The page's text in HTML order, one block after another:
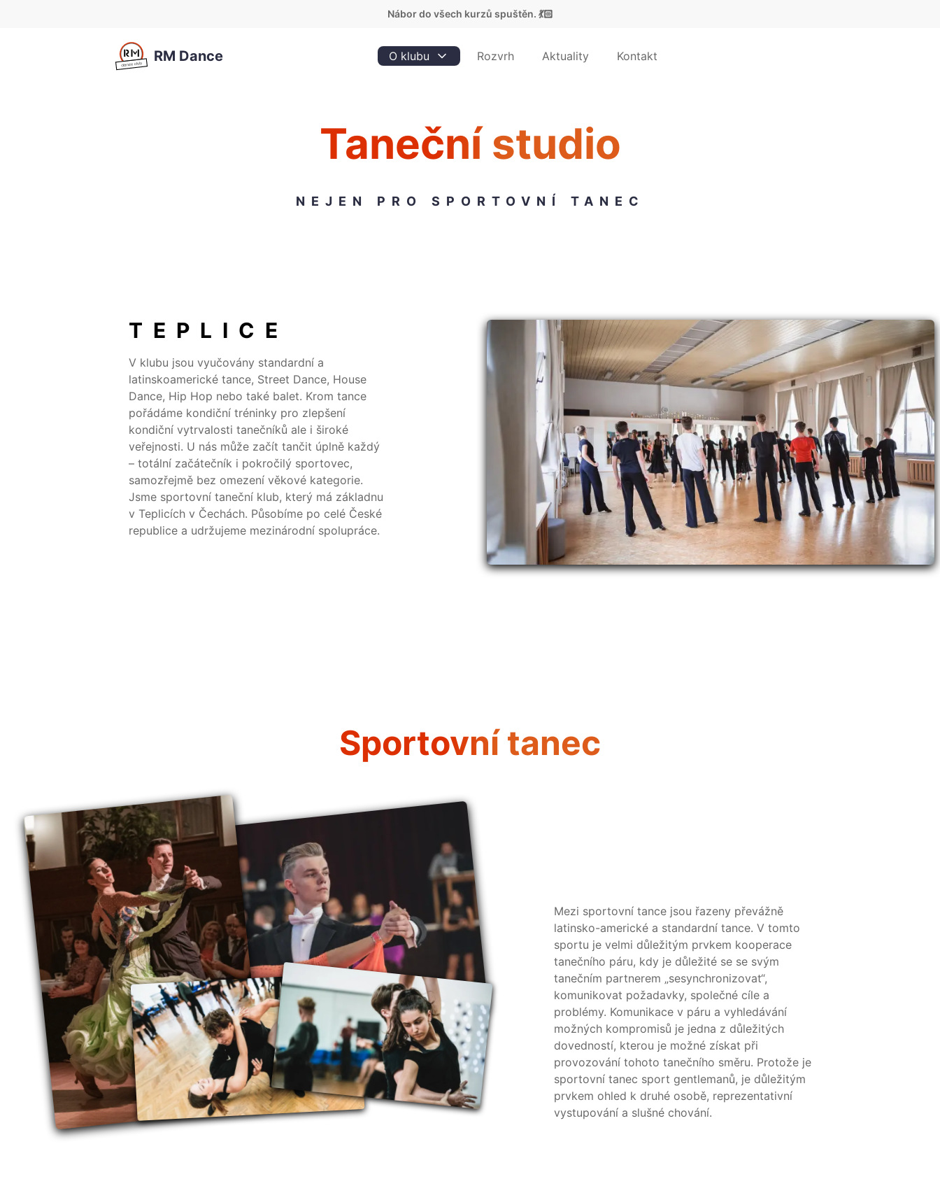
Nábor do všech kurzů spuštěn. 💃🏻
RM Dance O klubu Rozvrh Aktuality Kontakt
Taneční studio
NEJEN PRO SPORTOVNÍ TANEC
TEPLICE
V klubu jsou vyučovány standardní a
latinskoamerické tance, Street Dance, House
Dance, Hip Hop nebo také balet. Krom tance
pořádáme kondiční tréninky pro zlepšení
kondiční vytrvalosti tanečníků ale i široké
veřejnosti. U nás může začít tančit úplně každý
– totální začátečník i pokročilý sportovec,
samozřejmě bez omezení věkové kategorie.
Jsme sportovní taneční klub, který má základnu
v Teplicích v Čechách. Působíme po celé České
republice a udržujeme mezinárodní spolupráce.
Sportovní tanec
Mezi sportovní tance jsou řazeny převážně
latinsko-americké a standardní tance. V tomto
sportu je velmi důležitým prvkem kooperace
tanečního páru, kdy je důležité se se svým
tanečním partnerem „sesynchronizovat“,
komunikovat požadavky, společné cíle a
problémy. Komunikace v páru a vyhledávání
možných kompromisů je jedna z důležitých
dovedností, kterou je možné získat při
provozování tohoto tanečního směru. Protože je
sportovní tanec sport gentlemanů, je důležitým
prvkem ohled k druhé osobě, reprezentativní
vystupování a slušné chování.